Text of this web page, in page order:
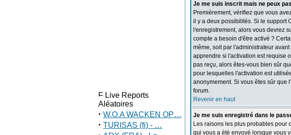
Live Reports
Aléatoires
· W.O.A WACKEN OP…
· TURISAS (fi) - …
Je me suis inscrit mais ne peux
Premièrement, vérifiez que vous
il y a deux possibilités. Si le support
l'enregistrement, alors vous devrez
compte a besoin d'être activé ?
même, soit par l'administrateur
apprendre si l'activation est requise
pas reçu, alors êtes-vous bien sûr
pour lesquelles l'activation est
anonymement. Si vous êtes sûr que
forum.
Revenir en haut
Je me suis enregistré dans le
Les raisons les plus probables pour
qui vous a été envoyé lorsque vous